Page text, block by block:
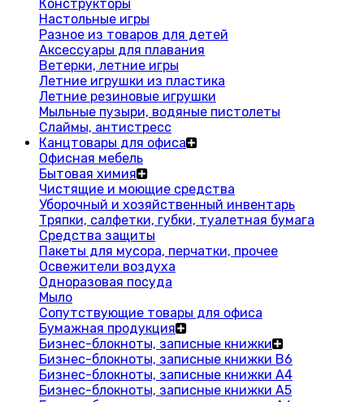
Конструкторы
Настольные игры
Разное из товаров для детей
Аксессуары для плавания
Ветерки, летние игры
Летние игрушки из пластика
Летние резиновые игрушки
Мыльные пузыри, водяные пистолеты
Слаймы, антистресс
Канцтовары для офиса
Офисная мебель
Бытовая химия
Чистящие и моющие средства
Уборочный и хозяйственный инвентарь
Тряпки, салфетки, губки, туалетная бумага
Средства защиты
Пакеты для мусора, перчатки, прочее
Освежители воздуха
Одноразовая посуда
Мыло
Сопутствующие товары для офиса
Бумажная продукция
Бизнес-блокноты, записные книжки
Бизнес-блокноты, записные книжки В6
Бизнес-блокноты, записные книжки A4
Бизнес-блокноты, записные книжки А5